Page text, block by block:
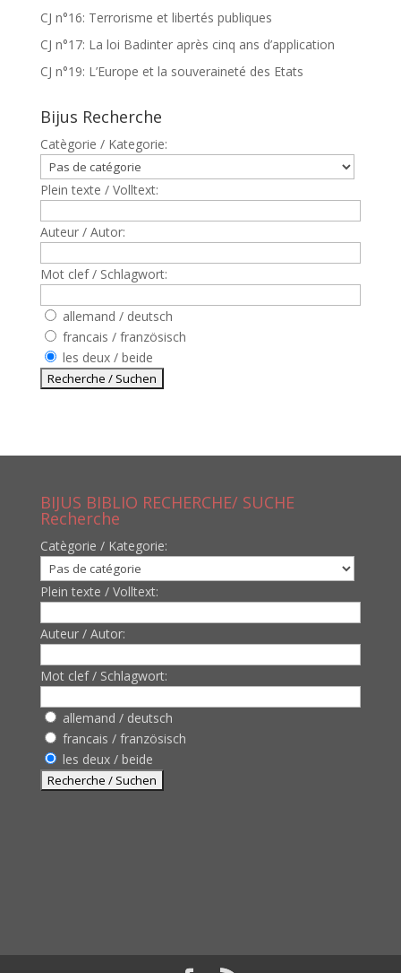
CJ n°16: Terrorisme et libertés publiques
CJ n°17: La loi Badinter après cinq ans d’application
CJ n°19: L’Europe et la souveraineté des Etats
Bijus Recherche
Catègorie / Kategorie:
Plein texte / Volltext:
Auteur / Autor:
Mot clef / Schlagwort:
allemand / deutsch
francais / französisch
les deux / beide
BIJUS BIBLIO RECHERCHE/ SUCHE
Recherche
Catègorie / Kategorie:
Plein texte / Volltext:
Auteur / Autor:
Mot clef / Schlagwort:
allemand / deutsch
francais / französisch
les deux / beide